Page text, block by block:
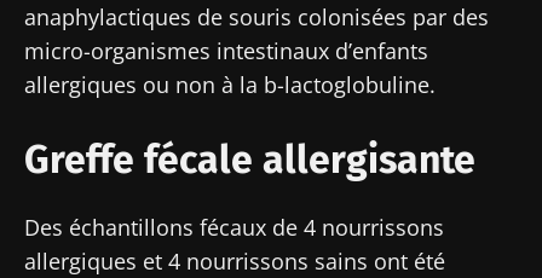
anaphylactiques de souris colonisées par des
micro-organismes intestinaux d’enfants
allergiques ou non à la b-lactoglobuline.
Greffe fécale allergisante
Des échantillons fécaux de 4 nourrissons
allergiques et 4 nourrissons sains ont été